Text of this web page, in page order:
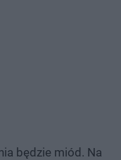
będzie miód. Na